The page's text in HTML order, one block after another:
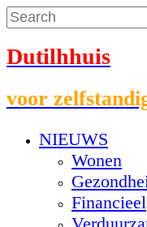
Dutilhhuis
voor
NIEUWS
Wonen
Financieel